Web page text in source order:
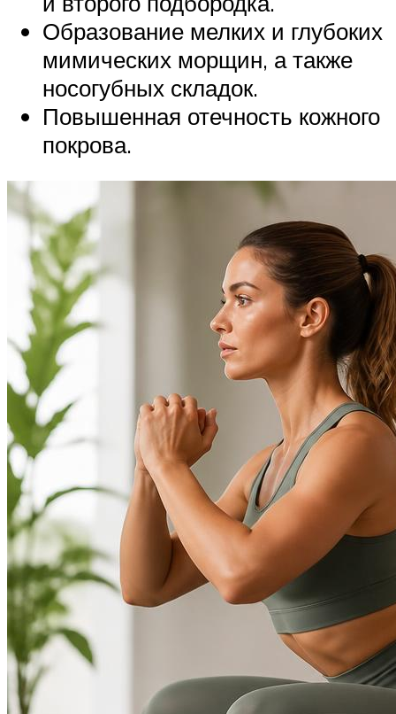
Образование мелких и глубоких
мимических морщин, а также
носогубных складок.
Повышенная отечность кожного
покрова.